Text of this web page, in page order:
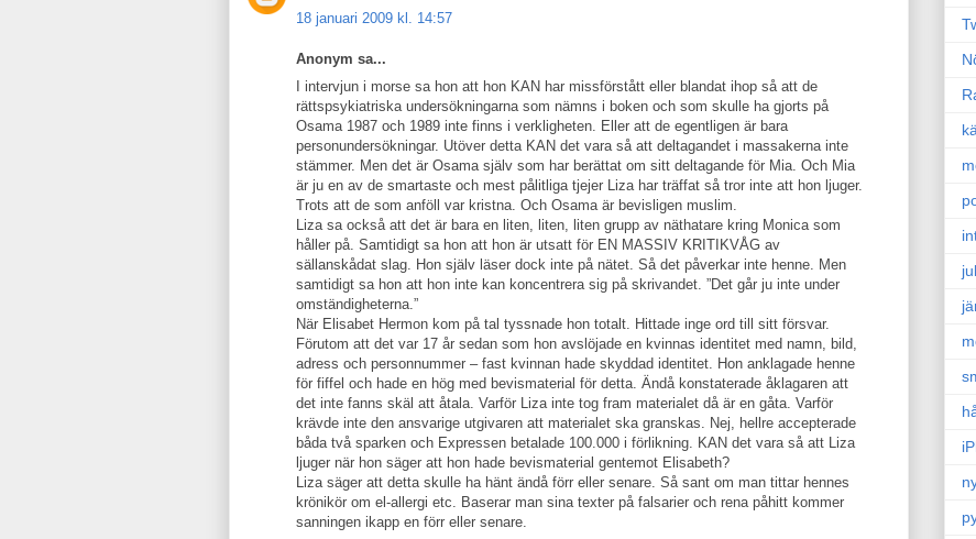
18 januari 2009 kl. 14:57
Anonym sa...
I intervjun i morse sa hon att hon KAN har missförstått eller blandat ihop så att de
rättspsykiatriska undersökningarna som nämns i boken och som skulle ha gjorts på
Osama 1987 och 1989 inte finns i verkligheten. Eller att de egentligen är bara
personundersökningar. Utöver detta KAN det vara så att deltagandet i massakerna inte
stämmer. Men det är Osama själv som har berättat om sitt deltagande för Mia. Och Mia
är ju en av de smartaste och mest pålitliga tjejer Liza har träffat så tror inte att hon ljuger.
Trots att de som anföll var kristna. Och Osama är bevisligen muslim.
Liza sa också att det är bara en liten, liten, liten grupp av näthatare kring Monica som
håller på. Samtidigt sa hon att hon är utsatt för EN MASSIV KRITIKVÅG av
sällanskådat slag. Hon själv läser dock inte på nätet. Så det påverkar inte henne. Men
samtidigt sa hon att hon inte kan koncentrera sig på skrivandet. ”Det går ju inte under
omständigheterna.”
När Elisabet Hermon kom på tal tyssnade hon totalt. Hittade inge ord till sitt försvar.
Förutom att det var 17 år sedan som hon avslöjade en kvinnas identitet med namn, bild,
adress och personnummer – fast kvinnan hade skyddad identitet. Hon anklagade henne
för fiffel och hade en hög med bevismaterial för detta. Ändå konstaterade åklagaren att
det inte fanns skäl att åtala. Varför Liza inte tog fram materialet då är en gåta. Varför
krävde inte den ansvarige utgivaren att materialet ska granskas. Nej, hellre accepterade
båda två sparken och Expressen betalade 100.000 i förlikning. KAN det vara så att Liza
ljuger när hon säger att hon hade bevismaterial gentemot Elisabeth?
Liza säger att detta skulle ha hänt ändå förr eller senare. Så sant om man tittar hennes
krönikör om el-allergi etc. Baserar man sina texter på falsarier och rena påhitt kommer
sanningen ikapp en förr eller senare.
jul